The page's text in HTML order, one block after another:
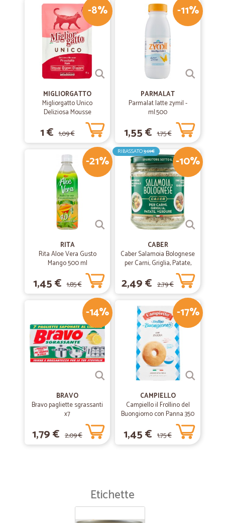
-8%
MIGLIORGATTO
Migliorgatto Unico
Deliziosa Mousse
Prosciutto 85 gr.
1 € 1,09 €
-11%
PARMALAT
Parmalat latte zymil -
ml.500
1,55 € 1,75 €
-21%
RITA
Rita Aloe Vera Gusto
Mango 500 ml
1,45 € 1,85 €
-10%
RIBASSATO3,69€
CABER
Caber Salamoia Bolognese
per Carni, Griglia, Patate,
Verdure 200 gr.
2,49 € 2,79 €
-14%
BRAVO
Bravo pagliette sgrassanti
x7
1,79 € 2,09 €
-17%
CAMPIELLO
Campiello il Frollino del
Buongiorno con Panna 350
1,45 € 1,75 €
Etichette